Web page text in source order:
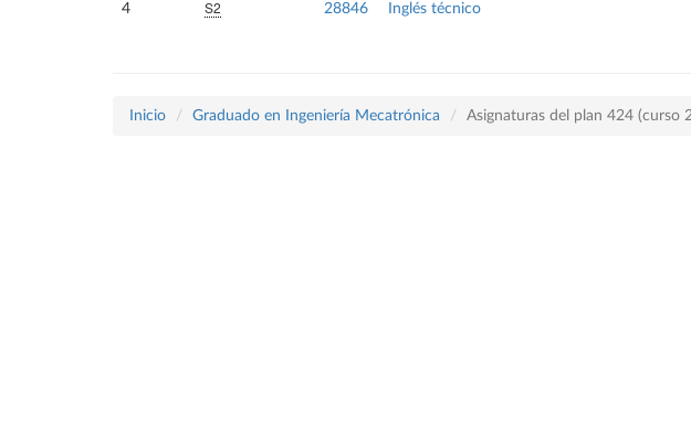
4 S2 28846 Inglés técnico
Inicio Graduado en Ingeniería Mecatrónica Asignaturas del plan 424 (curso